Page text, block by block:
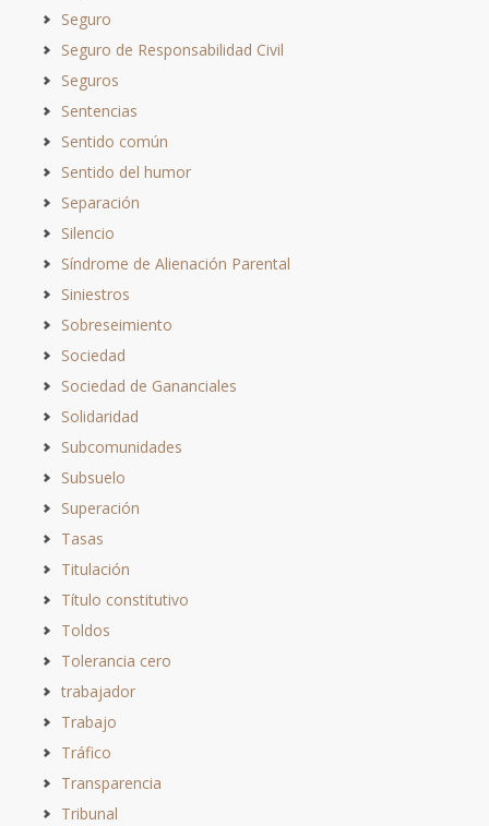
Seguro
Seguro de Responsabilidad Civil
Seguros
Sentencias
Sentido común
Sentido del humor
Separación
Silencio
Síndrome de Alienación Parental
Siniestros
Sobreseimiento
Sociedad
Sociedad de Gananciales
Solidaridad
Subcomunidades
Subsuelo
Superación
Tasas
Titulación
Título constitutivo
Toldos
Tolerancia cero
trabajador
Trabajo
Tráfico
Transparencia
Tribunal